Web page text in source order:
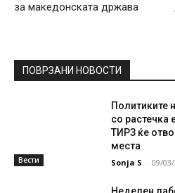
за македонската држава
ПОВРЗАНИ НОВОСТИ
Вести
Политиките
со растечка
ТИРЗ ќе
места
Sonja S - 09/